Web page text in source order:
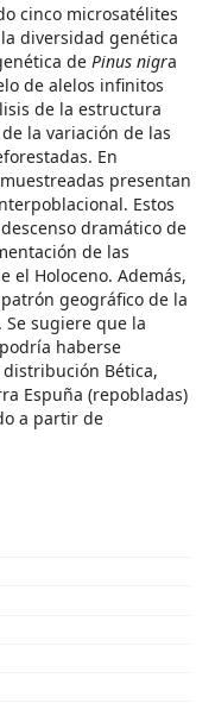
cinco microsatélites
diversidad genética
de Pinus nigra
de alelos infinitos
de la estructura
la variación de las
En
presentan
Estos
dramático de
de las
el Holoceno. Además,
geográfico de la
sugiere que la
haberse
Bética,
Espuña (repobladas)
a partir de